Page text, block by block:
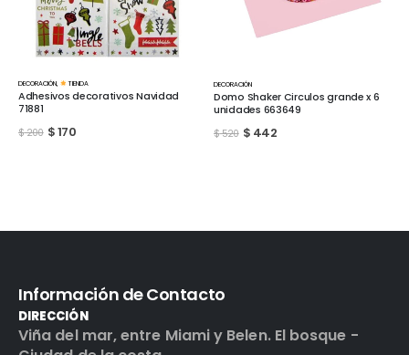
DECORACIÓN
Domo Shaker Circulos grande x 6
unidades 663649
$520 $442
DECORACIÓN
Kit de tarjetas de carton Fill in the
Blank 312063
$1.300 $1.105
Información de Contacto
DIRECCIÓN
Viña del mar, entre Miami y Belen. El bosque -